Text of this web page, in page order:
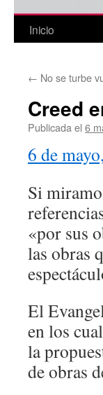
Inicio
← No se turbe
Creed
Publicada el 6
6 de
Si
«por sus
las obras
El
en los
la
de obras